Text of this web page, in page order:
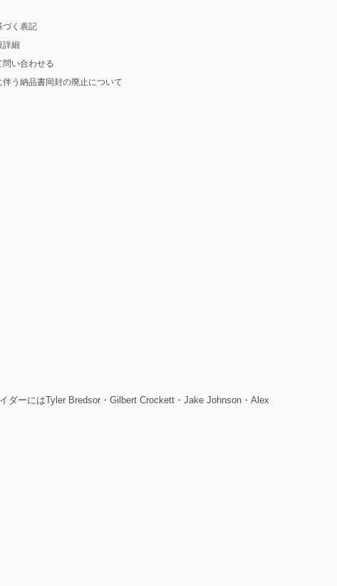
づく表記
詳細
問い合わせる
う納品書同封の廃止について
ダーにはTyler Bredsor・Gilbert Crockett・Jake Johnson・Alex